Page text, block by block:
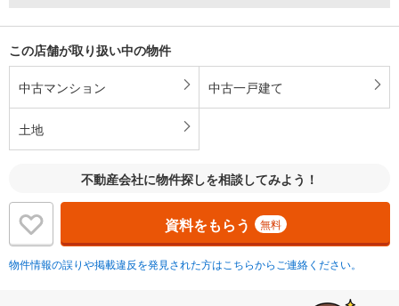
この店舗が取り扱い中の物件
中古マンション 中古一戸建て
土地
不動産会社に物件探しを相談してみよう！
資料をもらう 無料
物件情報の誤りや掲載違反を発見された方はこちらからご連絡ください。